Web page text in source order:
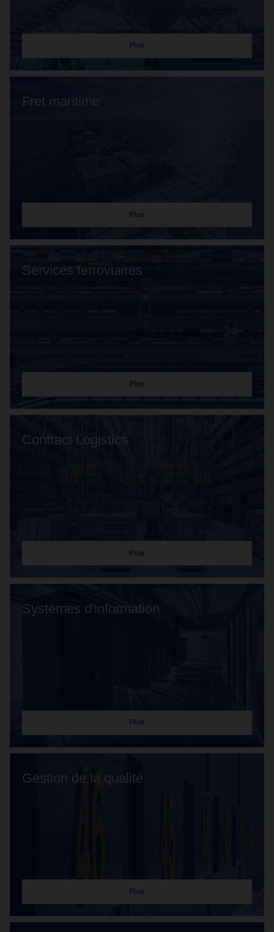
Plus
Fret maritime
Plus
Services ferroviaires
Plus
Contract Logistics
Plus
Systèmes d'information
Plus
Gestion de la qualité
Plus